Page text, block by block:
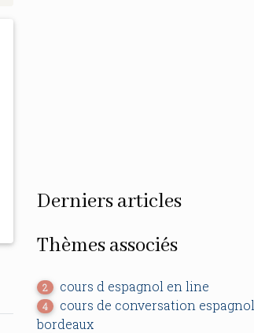
Derniers articles
Thèmes associés
2 cours d espagnol en line
4
cours de conversation espagnol
bordeaux